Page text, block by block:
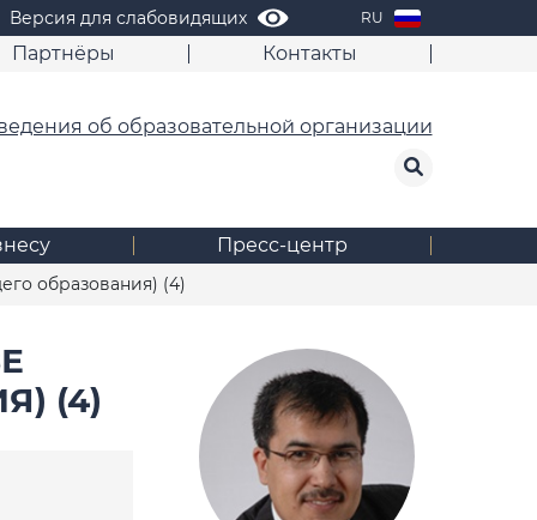
Версия для слабовидящих RU
Партнёры Контакты
об образовательной организации
Пресс-центр
образования) (4)
(4)